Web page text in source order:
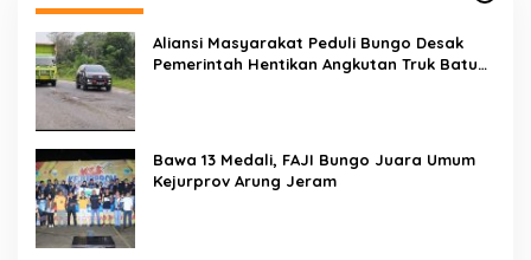
Aliansi Masyarakat Peduli Bungo Desak
Pemerintah Hentikan Angkutan Truk Batu
Bawa 13 Medali, FAJI Bungo Juara Umum
Kejurprov Arung Jeram